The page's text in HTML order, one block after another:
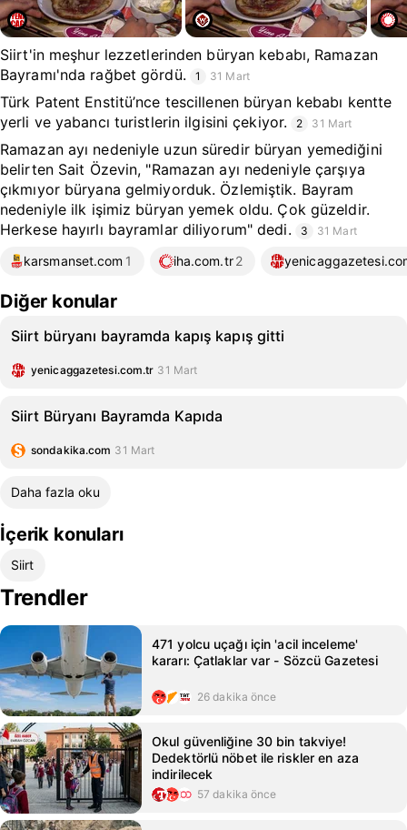
Siirt'in meşhur lezzetlerinden büryan kebabı, Ramazan
Bayramı'nda rağbet gördü.
1 31 Mart
Türk Patent Enstitü’nce tescillenen büryan kebabı kentte
yerli ve yabancı turistlerin ilgisini çekiyor.
2 31 Mart
Ramazan ayı nedeniyle uzun süredir büryan yemediğini
belirten Sait Özevin, "Ramazan ayı nedeniyle çarşıya
çıkmıyor büryana gelmiyorduk. Özlemiştik. Bayram
nedeniyle ilk işimiz büryan yemek oldu. Çok güzeldir.
Herkese hayırlı bayramlar diliyorum" dedi.
3 31 Mart
karsmanset.com 1 iha.com.tr2
Diğer konular
Siirt büryanı bayramda kapış kapış gitti
yenicaggazetesi.com.tr 31 Mart
Siirt Büryanı Bayramda Kapıda
sondakika.com 31 Mart
Daha fazla oku
İçerik konuları
Siirt
Trendler
471 yolcu uçağı için 'acil inceleme'
kararı: Çatlaklar var - Sözcü Gazetesi
26 dakika önce
Okul güvenliğine 30 bin takviye!
Dedektörlü nöbet ile riskler en aza
indirilecek
57 dakika önce